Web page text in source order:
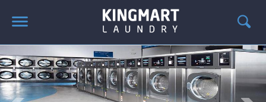
TRANG CHỦ
GIỚI THIỆU